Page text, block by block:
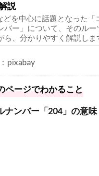
説
どを中心に話題となった「
バー」について、そのルー
ら、分かりやすく解説しま
pixabay
ページでわかること
ナンバー「204」の意味